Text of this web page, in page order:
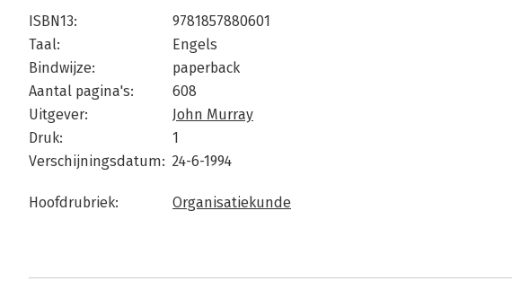
ISBN13:
9781857880601
Taal:
Engels
Bindwijze:
paperback
Aantal pagina's:
608
Uitgever:
John Murray
Druk:
1
Verschijningsdatum: 24-6-1994
Hoofdrubriek: Organisatiekunde